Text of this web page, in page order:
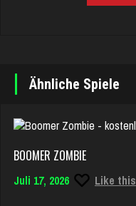
Ähnliche Spiele
BOOMER ZOMBIE
Juli 17, 2026 Like this